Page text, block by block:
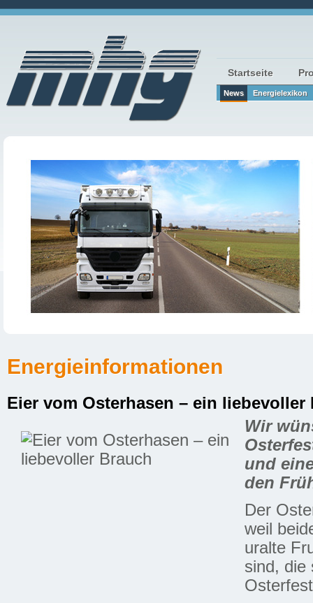
Startseite
News Energielexikon
Energieinformationen
Eier vom Osterhasen – ein liebevoller
Wir
und
den
Der
weil
uralte
sind, die